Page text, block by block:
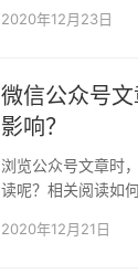
2020年12月23日
微信公众号
影响？
浏览公众号文章时
读呢？相关阅读如
2020年12月21日